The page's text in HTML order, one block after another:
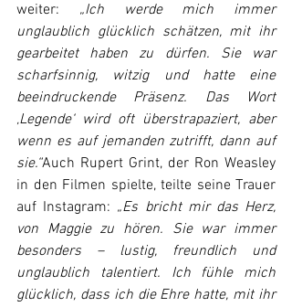
weiter: „Ich werde mich immer
unglaublich glücklich schätzen, mit ihr
gearbeitet haben zu dürfen. Sie war
scharfsinnig, witzig und hatte eine
beeindruckende Präsenz. Das Wort
‚Legende‘ wird oft überstrapaziert, aber
wenn es auf jemanden zutrifft, dann auf
sie.“Auch Rupert Grint, der Ron Weasley
in den Filmen spielte, teilte seine Trauer
auf Instagram: „Es bricht mir das Herz,
von Maggie zu hören. Sie war immer
besonders – lustig, freundlich und
unglaublich talentiert. Ich fühle mich
glücklich, dass ich die Ehre hatte, mit ihr